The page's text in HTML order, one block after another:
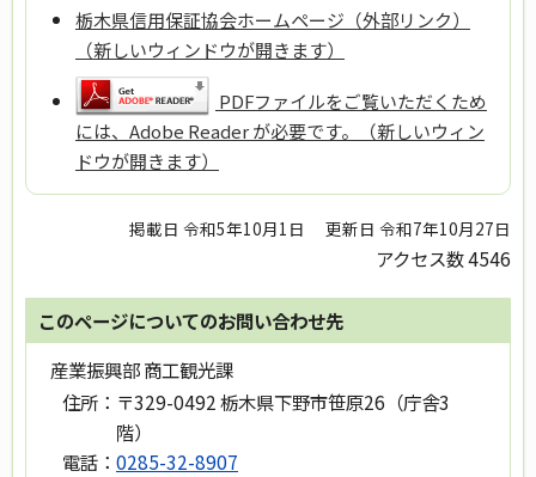
栃木県信用保証協会ホームページ（外部リンク）
（新しいウィンドウが開きます）
PDFファイルをご覧いただくため
には、Adobe Reader が必要です。（新しいウィン
ドウが開きます）
掲載日 令和5年10月1日 更新日 令和7年10月27日
アクセス数4546
このページについてのお問い合わせ先
産業振興部 商工観光課
住所： 〒329-0492 栃木県下野市笹原26（庁舎3
階）
電話： 0285-32-8907